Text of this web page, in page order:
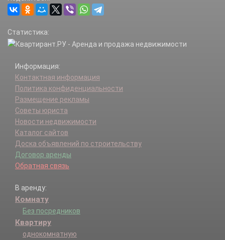
Статистика:
Информация:
Контактная информация
Политика конфиденциальности
Размещение рекламы
Советы юриста
Новости недвижимости
Каталог сайтов
Доска объявлений по строительству
Договор аренды
Обратная связь
В аренду:
Комнату
Без посредников
Квартиру
однокомнатную